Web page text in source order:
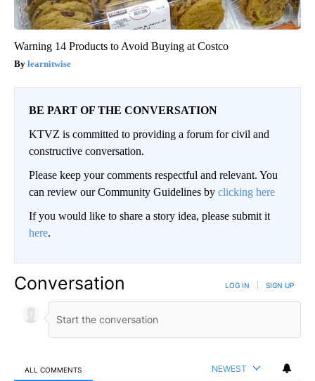
Warning 14 Products to Avoid Buying at Costco
learnitwise
BE PART OF THE CONVERSATION
KTVZ is committed to providing a forum for civil and
constructive conversation.
Please keep your comments respectful and relevant. You
can review our Community Guidelines by clicking here
If you would like to share a story idea, please submit it
here.
Conversation LOG IN SIGN UP
ALL COMMENTS NEWEST